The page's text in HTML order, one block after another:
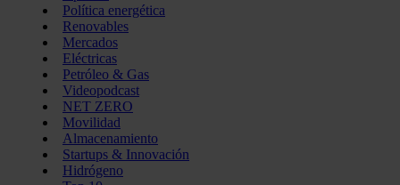
Política energética
Renovables
Mercados
Eléctricas
Petróleo & Gas
Videopodcast
NET ZERO
Movilidad
Almacenamiento
Startups & Innovación
Hidrógeno